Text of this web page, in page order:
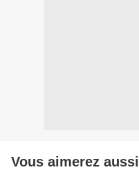
Vous aimerez aussi